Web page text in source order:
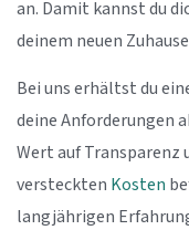
an. Damit kannst du
deinem neuen
Bei uns erhältst du
deine Anforderungen
Wert auf Transparenz
versteckten Kosten
langjährigen